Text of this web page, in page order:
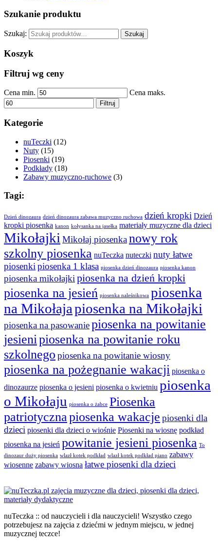
Szukanie produktu
Szukaj: Szukaj
Koszyk
Filtruj wg ceny
Cena min. Cena maks.
Filtruj
Kategorie
nuTeczki (12)
Nuty (15)
Piosenki (19)
Podkłady (18)
Zabawy muzyczno-ruchowe (3)
Tagi:
Dzień dinozaura dzień dinozaura zabawa muzyczno ruchowa dzień kropki Dzień
kropki piosenka kanon kołysanka na jasełka materiały muzyczne dla dzieci
Mikołajki Mikołaj piosenkanowy rok
szkolny piosenka nuTeczka nuteczki nuty łatwe
piosenki piosenka 1 klasa piosenka dzień dinozaura piosenka kanon
piosenka mikołajki piosenka na dzień kropki
piosenka na jesień piosenka naleśnikowa piosenka
na Mikołajapiosenka na Mikołajki
piosenka na pasowaniepiosenka na powitanie
jesienipiosenka na powitanie roku
szkolnego piosenka na powitanie wiosny
piosenka na pożegnanie wakacji piosenka o
dinozaurze piosenka o jesieni piosenka o kwietniu piosenka
o Mikołaju piosenka o żabce Piosenka
patriotycznapiosenka wakacje piosenki dla
dzieci piosenki dla dzieci o wiośnie Piosenki na wiosnę podkład
piosenka na jesień powitanie jesieni piosenka To
dinozaur duży piosenka wlazł kotek podkład wlazł kotek podkład piano zabawy
wiosenne zabawy wiosna łatwe piosenki dla dzieci
nuTeczka :: od nauczycieli i dla nauczycieli! Wszystko czego
potrzebujesz na zajęcia z dziećmi w jednym miejscu, w jednej
muzycznej teczce!